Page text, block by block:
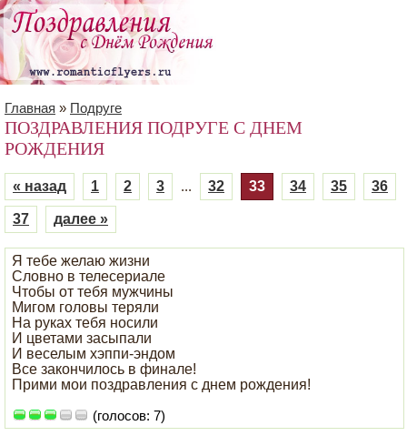
Главная » Подруге
ПОЗДРАВЛЕНИЯ ПОДРУГЕ С ДНЕМ
РОЖДЕНИЯ
« назад 1 2 3 ... 32 33 34 35 36
37 далее »
Я тебе желаю жизни
Словно в телесериале
Чтобы от тебя мужчины
Мигом головы теряли
На руках тебя носили
И цветами засыпали
И веселым хэппи-эндом
Все закончилось в финале!
Прими мои поздравления с днем рождения!
(голосов: 7)